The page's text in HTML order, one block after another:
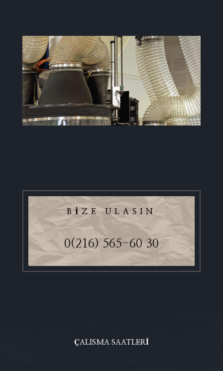
BIZE ULASIN
0(216) 565-60 30
ÇALISMA SAATLERI